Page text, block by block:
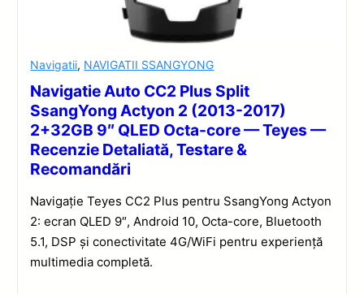
Navigatii, NAVIGATII SSANGYONG
Navigatie Auto CC2 Plus Split
SsangYong Actyon 2 (2013-2017)
2+32GB 9″ QLED Octa-core — Teyes —
Recenzie Detaliată, Testare &
Recomandări
Navigație Teyes CC2 Plus pentru SsangYong Actyon
2: ecran QLED 9″, Android 10, Octa-core, Bluetooth
5.1, DSP și conectivitate 4G/WiFi pentru experiență
multimedia completă.